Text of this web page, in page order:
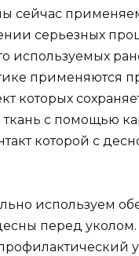
сейчас
серьезных
используемых
применяются
которых
ткань с помощью
которой с
используем
перед уколом.